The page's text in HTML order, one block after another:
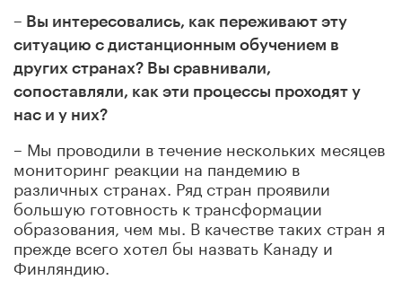
– Вы интересовались, как переживают эту
ситуацию с дистанционным обучением в
других странах? Вы сравнивали,
сопоставляли, как эти процессы проходят у
нас и у них?
– Мы проводили в течение нескольких месяцев
мониторинг реакции на пандемию в
различных странах. Ряд стран проявили
большую готовность к трансформации
образования, чем мы. В качестве таких стран я
прежде всего хотел бы назвать Канаду и
Финляндию.